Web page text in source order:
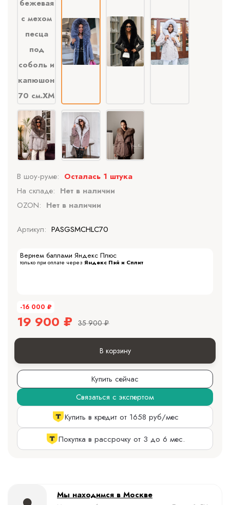
В шоу-руме: Осталась 1 штука
На складе: Нет в наличии
OZON: Нет в наличии
Артикул: PASGSMCHLC70
Вернем баллами Яндекс Плюс
только при оплате через Яндекс Пэй и Сплит
-16 000 ₽
19 900 ₽ 35 900 ₽
В корзину
Купить сейчас
Связаться с экспертом
Купить в кредит от 1658 руб/мес
Покупка в рассрочку от 3 до 6 мес.
Мы находимся в Москве